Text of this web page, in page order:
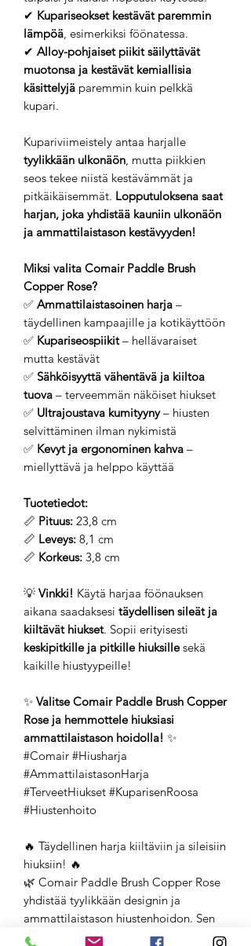
✔ Kupariseokset kestävät paremmin
lämpöä , esimerkiksi föönatessa.
✔ Alloy-pohjaiset piikit säilyttävät
muotonsa ja kestävät kemiallisia
käsittelyjä paremmin kuin pelkkä
kupari.
Kupariviimeistely antaa harjalle
tyylikkään ulkonäön , mutta piikkien
seos tekee niistä kestävämmät ja
pitkäikäisemmät. Lopputuloksena saat
harjan, joka yhdistää kauniin ulkonäön
ja ammattilaistason kestävyyden!
Miksi valita Comair Paddle Brush
Copper Rose?
✅ Ammattilaistasoinen harja –
täydellinen kampaajille ja kotikäyttöön
✅ Kupariseospiikit– hellävaraiset
mutta kestävät
✅ Sähköisyyttä vähentävä ja kiiltoa
tuova – terveemmän näköiset hiukset
✅ Ultrajoustava kumityyny– hiusten
selvittäminen ilman nykimistä
✅ Kevyt ja ergonominen kahva –
miellyttävä ja helppo käyttää
Tuotetiedot:
📏 Pituus: 23,8 cm
📏 Leveys: 8,1 cm
📏 Korkeus: 3,8 cm
💡 Vinkki! Käytä harjaa föönauksen
aikana saadaksesi täydellisen sileät ja
kiiltävät hiukset. Sopii erityisesti
keskipitkille ja pitkille hiuksillesekä
kaikille hiustyypeille!
✨ Valitse Comair Paddle Brush Copper
Rose ja hemmottele hiuksiasi
ammattilaistason hoidolla! ✨
#Comair #Hiusharja
#AmmattilaistasonHarja
#TerveetHiukset #KuparisenRoosa
#Hiustenhoito
🔥 Täydellinen harja kiiltäviin ja sileisiin
hiuksiin! 🔥
🌿 Comair Paddle Brush Copper Rose
yhdistää tyylikkään designin ja
ammattilaistason hiustenhoidon. Sen
kupariseospiikit liukuvat hiusten läpi